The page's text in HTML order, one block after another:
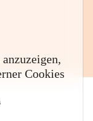
Cookies